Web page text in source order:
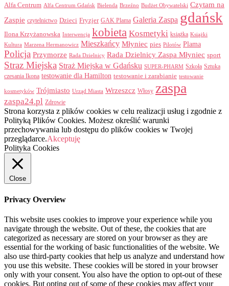
Alfa Centrum Alfa Centrum Gdańsk Bielenda Brzeźno Budżet Obywatelski Czytam na
Zaspie czytelnictwo Dzieci Fryzjer GAK Plama Galeria Zaspa gdańsk
Ilona Krzyżanowska Interwencja kobieta Kosmetyki książka Książki
Kultura Marzena Hermanowicz Mieszkańcy Młyniec pies Pilotów Plama
Policja Przymorze Rada Dzielnicy Rada Dzielnicy Zaspa Młyniec sport
Straz Miejska Straż Miejska w Gdańsku SUPER-PHARM Szkoła Sztuka
czesania Ikona testowanie dla Hamilton testowanie i zarabianie testowanie
kosmetyków Trójmiasto Urząd Miasta Wrzeszcz Włosy zaspa
zaspa24.pl Zdrowie
Strona korzysta z plików cookies w celu realizacji usług i zgodnie z
Polityką Plików Cookies. Możesz określić warunki
przechowywania lub dostępu do plików cookies w Twojej
przeglądarce.Akceptuję
Polityka Cookies
Close
Privacy Overview
This website uses cookies to improve your experience while you
navigate through the website. Out of these, the cookies that are
categorized as necessary are stored on your browser as they are
essential for the working of basic functionalities of the website. We
also use third-party cookies that help us analyze and understand how
you use this website. These cookies will be stored in your browser
only with your consent. You also have the option to opt-out of these
cookies. But opting out of some of these cookies may affect your